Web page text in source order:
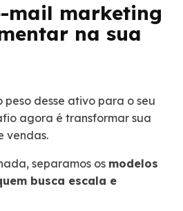
mail marketing
na sua
peso desse ativo para o seu
agora é transformar sua
vendas.
separamos os modelos
busca escala e